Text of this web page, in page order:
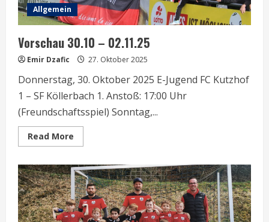
Allgemein
Vorschau 30.10 – 02.11.25
Emir Dzafic 27. Oktober 2025
Donnerstag, 30. Oktober 2025 E-Jugend FC Kutzhof
1 – SF Köllerbach 1. Anstoß: 17:00 Uhr
(Freundschaftsspiel) Sonntag,...
Read More
more
30.10
–
02.11.25